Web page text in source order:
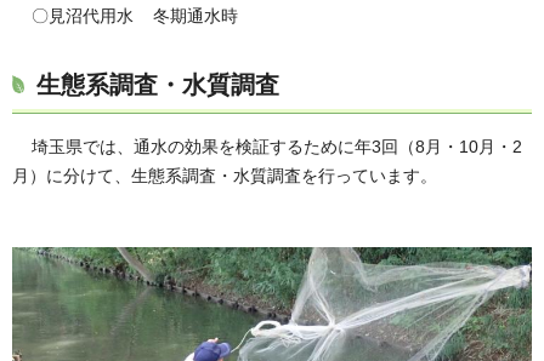
〇見沼代用水 冬期通水時
生態系調査・水質調査
埼玉県では、通水の効果を検証するために年3回（8月・10月・2
月）に分けて、生態系調査・水質調査を行っています。